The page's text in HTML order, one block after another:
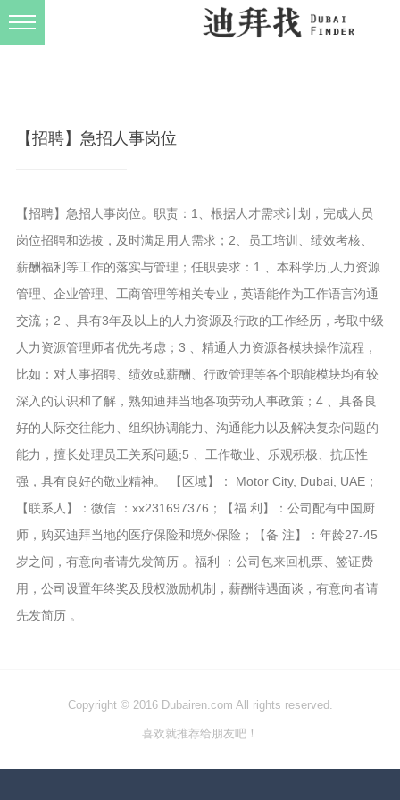
【招聘】急招人事岗位
【招聘】急招人事岗位。职责：1、根据人才需求计划，完成人员
岗位招聘和选拔，及时满足用人需求；2、员工培训、绩效考核、
薪酬福利等工作的落实与管理；任职要求：1 、本科学历,人力资源
管理、企业管理、工商管理等相关专业，英语能作为工作语言沟通
交流；2 、具有3年及以上的人力资源及行政的工作经历，考取中级
人力资源管理师者优先考虑；3 、精通人力资源各模块操作流程，
比如：对人事招聘、绩效或薪酬、行政管理等各个职能模块均有较
深入的认识和了解，熟知迪拜当地各项劳动人事政策；4 、具备良
好的人际交往能力、组织协调能力、沟通能力以及解决复杂问题的
能力，擅长处理员工关系问题;5 、工作敬业、乐观积极、抗压性
强，具有良好的敬业精神。 【区域】： Motor City, Dubai, UAE；
【联系人】：微信 ：xx231697376；【福 利】：公司配有中国厨
师，购买迪拜当地的医疗保险和境外保险；【备 注】：年龄27-45
岁之间，有意向者请先发简历 。福利 ：公司包来回机票、签证费
用，公司设置年终奖及股权激励机制，薪酬待遇面谈，有意向者请
先发简历 。
Copyright © 2016 Dubairen.com All rights reserved.
喜欢就推荐给朋友吧！